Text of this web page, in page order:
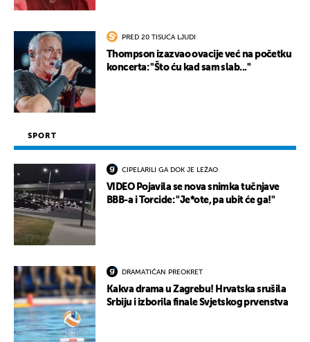
PRED 20 TISUĆA LJUDI
Thompson izazvao ovacije već na početku
koncerta: "Što ću kad sam slab..."
SPORT
CIPELARILI GA DOK JE LEŽAO
VIDEO Pojavila se nova snimka tučnjave
BBB-a i Torcide: "Je*ote, pa ubit će ga!"
DRAMATIČAN PREOKRET
Kakva drama u Zagrebu! Hrvatska srušila
Srbiju i izborila finale Svjetskog prvenstva